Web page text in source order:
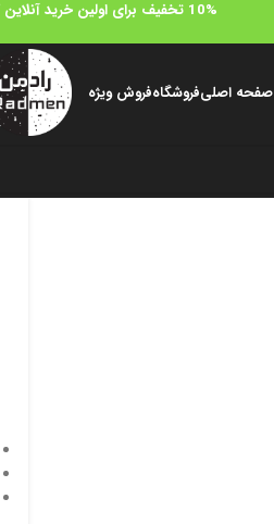
10% تخفیف برای اولین خرید
صفحه اصلیفروشگاهفروش ویژه